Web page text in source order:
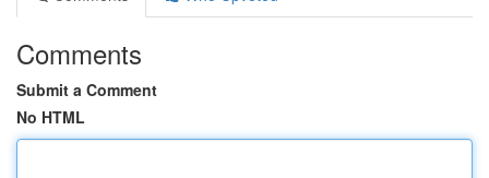
Comments
Submit a Comment
No HTML